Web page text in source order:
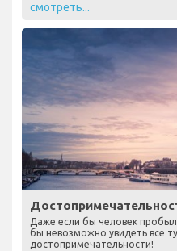
смотреть...
Даже если бы человек
бы невозможно увидеть все
достопримечательности!